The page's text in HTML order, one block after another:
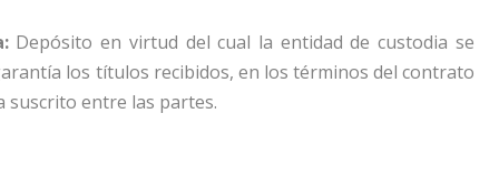
Depósito en virtud del cual la entidad de custodia se
los títulos recibidos, en los términos del contrato
suscrito entre las partes.